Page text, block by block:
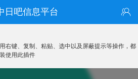
日吧信息平台
右键、复制、粘贴、选中以及屏蔽提示等操作，都
使用此插件